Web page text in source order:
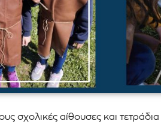
σχολικές αίθουσες και